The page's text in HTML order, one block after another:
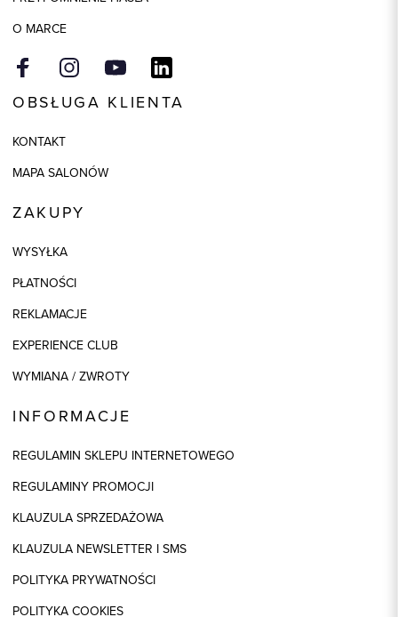
Składy podszewek
O MARCE
OBSŁUGA KLIENTA
KONTAKT
MAPA SALONÓW
ZAKUPY
WYSYŁKA
PŁATNOŚCI
REKLAMACJE
EXPERIENCE CLUB
WYMIANA / ZWROTY
INFORMACJE
REGULAMIN SKLEPU INTERNETOWEGO
REGULAMINY PROMOCJI
KLAUZULA SPRZEDAŻOWA
KLAUZULA NEWSLETTER I SMS
POLITYKA PRYWATNOŚCI
POLITYKA COOKIES